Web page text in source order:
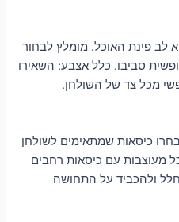
לב פינת האוכל. מומלץ לבחור
סביבו. כלל אצבע: השאירו
כיסאות שמתאימים לשולחן
מעוצבות עם כיסאות רחבים
ולהכביד על התחושה